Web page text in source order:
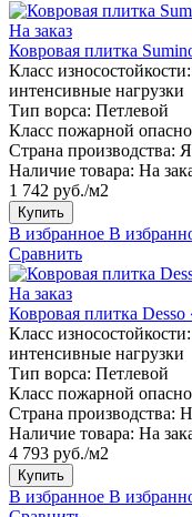
На заказ
Ковровая плитка
Класс износостойкости:
интенсивные нагрузки
Тип ворса: Петлевой
Класс пожарной
Страна производства:
Наличие товара: На
1 742 руб./м2
Купить
В избранное В
Сравнить
На заказ
Ковровая плитка
Класс износостойкости:
интенсивные нагрузки
Тип ворса: Петлевой
Класс пожарной
Страна производства:
Наличие товара: На
4 793 руб./м2
Купить
В избранное В